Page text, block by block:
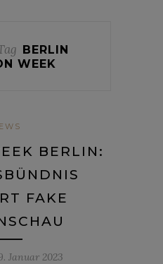
BERLIN
WEEK
BERLIN:
FAKE
Januar 2023